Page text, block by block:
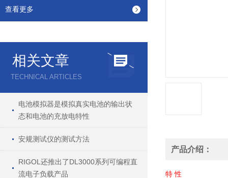
查看更多
相关文章
TECHNICAL ARTICLES
电池模拟器是模拟真实电池的输出状
态和电池的充放电特性
安规测试仪的测试方法
RIGOL还推出了DL3000系列可编程直
流电子负载产品
产品介绍：
特 性